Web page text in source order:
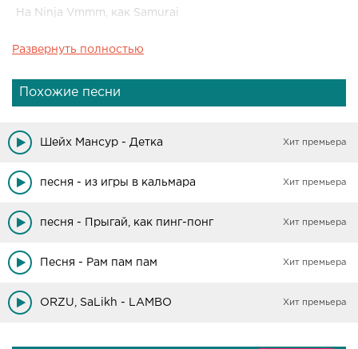
На Ninja Vmmm, как Samurai
Развернуть полностью
Похожие песни
Шейх Мансур - Детка Хит премьера
песня - из игры в кальмара Хит премьера
песня - Прыгай, как пинг-понг Хит премьера
Песня - Рам пам пам Хит премьера
ORZU, SaLikh - LAMBO Хит премьера